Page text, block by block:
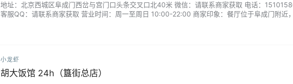
地址：北京西城区阜成门西岔与宫门口头条交叉口北40米 微信：请联系商家获取 电话：
客服QQ：请联系商家获取 营业时间：周一至周日 10:00-22:00 商家印象：餐厅位于阜成门附近
小龙虾
胡大饭馆 24h（簋街总店）